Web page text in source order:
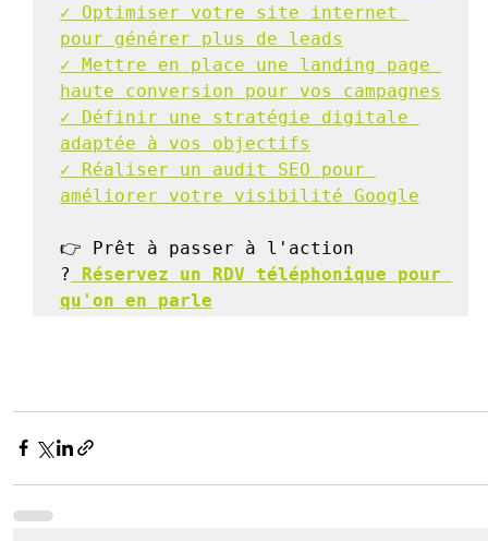
✓ Optimiser votre site internet
pour générer plus de leads
✓ Mettre en place une landing page
haute conversion pour vos campagnes
✓ Définir une stratégie digitale
adaptée à vos objectifs
✓ Réaliser un audit SEO pour
améliorer votre visibilité Google
👉 Prêt à passer à l'action
?
Réservez un RDV téléphonique pour
qu'on en parle